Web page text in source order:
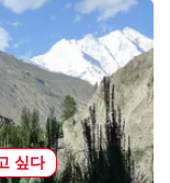
싶다